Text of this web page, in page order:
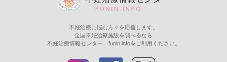
不妊治療に悩む方々を応援します。
全国不妊治療施設を調べるなら
不妊治療情報センター funin.infoをご利用ください。